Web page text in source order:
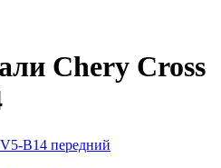
Chery Cross